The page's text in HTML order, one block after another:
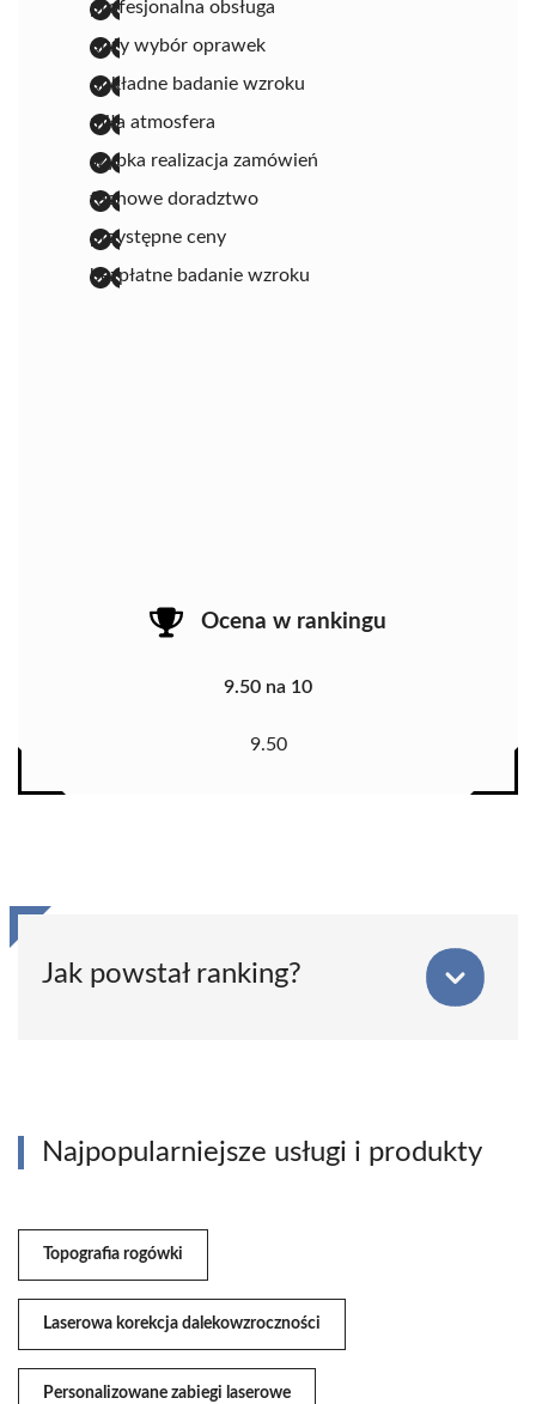
profesjonalna obsługa
duży wybór oprawek
dokładne badanie wzroku
miła atmosfera
szybka realizacja zamówień
fachowe doradztwo
przystępne ceny
bezpłatne badanie wzroku
Ocena w rankingu
9.50 na 10
9.50
Jak powstał ranking?
Najpopularniejsze usługi i produkty
Topografia rogówki
Laserowa korekcja dalekowzroczności
Personalizowane zabiegi laserowe